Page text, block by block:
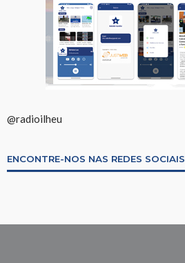
@radioilheu
ENCONTRE-NOS NAS REDES SOCIAIS